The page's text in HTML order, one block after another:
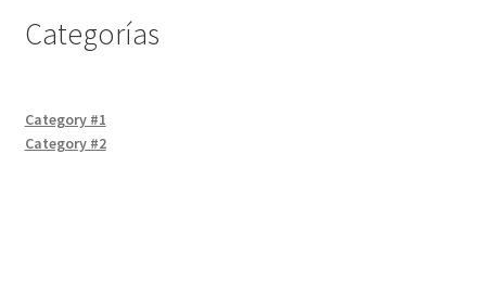
Categorías
Category #1
Category #2